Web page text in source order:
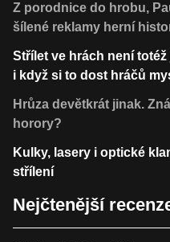
Z porodnice do hrobu,
šílené reklamy herní
Střílet ve hrách není
i když si to dost hráčů
Hrůza devětkrát jinak.
horory?
Kulky, lasery i optické
střílení
Nejčtenější